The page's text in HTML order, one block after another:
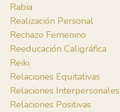
Rabia
Realización Personal
Rechazo Femenino
Reeducación Caligráfica
Reiki
Relaciones Equitativas
Relaciones Interpersonales
Relaciones Positivas